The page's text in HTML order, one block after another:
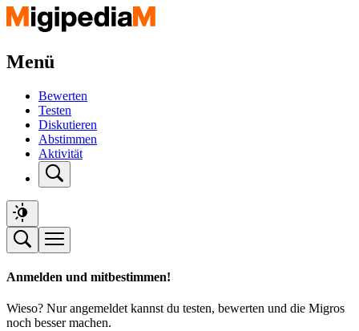
Menü
Bewerten
Testen
Diskutieren
Abstimmen
Aktivität
Anmelden und mitbestimmen!
Wieso? Nur angemeldet kannst du testen, bewerten und die Migros
noch besser machen.